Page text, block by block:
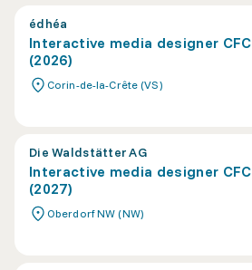
édhéa
Interactive media designer CFC
(2026)
Corin-de-la-Crête (VS)
Die Waldstätter AG
Interactive media designer CFC
(2027)
Oberdorf NW (NW)